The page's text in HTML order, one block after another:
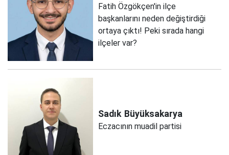
Fatih Özgökçen'in ilçe
başkanlarını neden değiştirdiği
ortaya çıktı! Peki sırada hangi
ilçeler var?
Sadık Büyüksakarya
Eczacının muadil partisi